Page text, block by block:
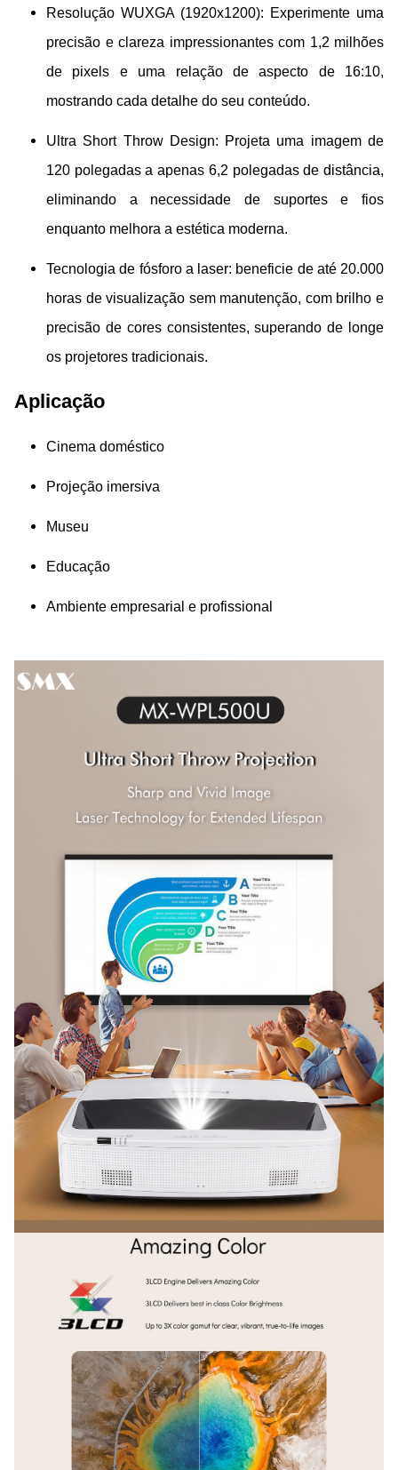
Resolução WUXGA (1920x1200): Experimente uma
precisão e clareza impressionantes com 1,2 milhões
de pixels e uma relação de aspecto de 16:10,
mostrando cada detalhe do seu conteúdo.
Ultra Short Throw Design: Projeta uma imagem de
120 polegadas a apenas 6,2 polegadas de distância,
eliminando a necessidade de suportes e fios
enquanto melhora a estética moderna.
Tecnologia de fósforo a laser: beneficie de até 20.000
horas de visualização sem manutenção, com brilho e
precisão de cores consistentes, superando de longe
os projetores tradicionais.
Aplicação
Cinema doméstico
Projeção imersiva
Museu
Educação
Ambiente empresarial e profissional